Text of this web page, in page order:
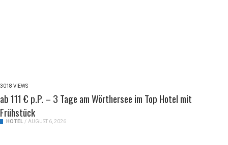
3018 VIEWS
ab 111 € p.P. – 3 Tage am Wörthersee im Top Hotel mit
Frühstück
HOTEL / AUGUST 6, 2026